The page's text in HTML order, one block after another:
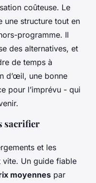
coûteuse. Le
une structure tout en
programme. Il
des alternatives, et
de temps à
d’œil, une bonne
pour l’imprévu - qui
sacrifier
et les
vite. Un guide fiable
moyennes par